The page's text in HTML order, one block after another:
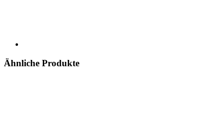
Ähnliche Produkte